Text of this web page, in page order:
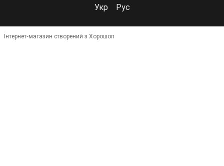
Укр Рус
Інтернет-магазин створений з Хорошоп